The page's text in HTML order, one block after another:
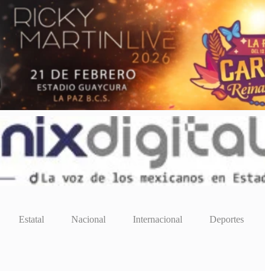
Estatal Nacional Internacional Deportes